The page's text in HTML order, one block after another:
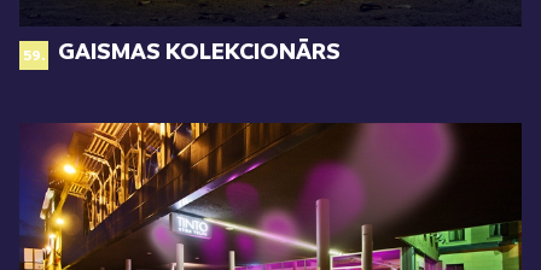
59. GAISMAS KOLEKCIONĀRS